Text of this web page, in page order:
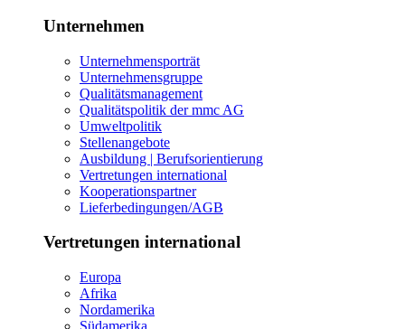
Unternehmen
Unternehmensporträt
Unternehmensgruppe
Qualitätsmanagement
Qualitätspolitik der mmc AG
Umweltpolitik
Stellenangebote
Ausbildung | Berufsorientierung
Vertretungen international
Kooperationspartner
Lieferbedingungen/AGB
Vertretungen international
Europa
Afrika
Nordamerika
Südamerika